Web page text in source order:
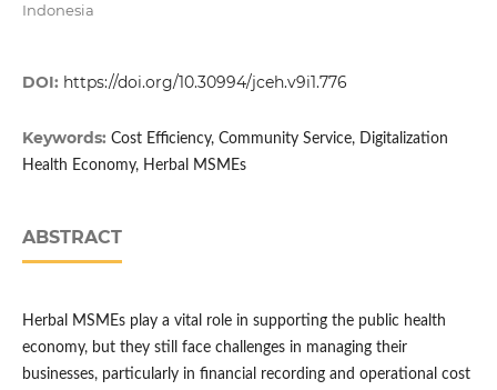
Indonesia
DOI: https://doi.org/10.30994/jceh.v9i1.776
Keywords: Cost Efficiency, Community Service, Digitalization
Health Economy, Herbal MSMEs
ABSTRACT
Herbal MSMEs play a vital role in supporting the public health
economy, but they still face challenges in managing their
businesses, particularly in financial recording and operational cost